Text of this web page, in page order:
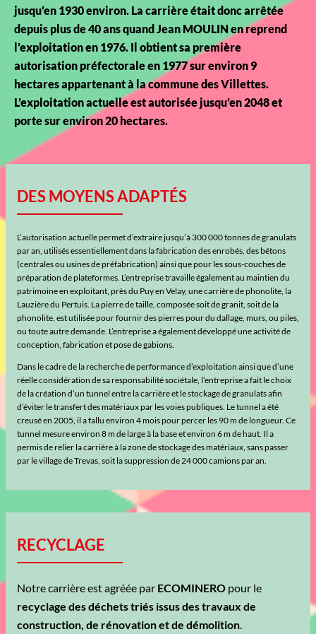
jusqu’en 1930 environ. La carrière était donc arrêtée
depuis plus de 40 ans quand Jean MOULIN en reprend
l’exploitation en 1976. Il obtient sa première
autorisation préfectorale en 1977 sur environ 9
hectares appartenant à la commune des Villettes.
L’exploitation actuelle est autorisée jusqu’en 2048 et
porte sur environ 20 hectares.
DES MOYENS ADAPTÉS
L’autorisation actuelle permet d’extraire jusqu’à 300 000 tonnes de granulats
par an, utilisés essentiellement dans la fabrication des enrobés, des bétons
(centrales ou usines de préfabrication) ainsi que pour les sous-couches de
préparation de plateformes. L’entreprise travaille également au maintien du
patrimoine en exploitant, près du Puy en Velay, une carrière de phonolite, la
Lauzière du Pertuis. La pierre de taille, composée soit de granit, soit de la
phonolite, est utilisée pour fournir des pierres pour du dallage, murs, ou piles,
ou toute autre demande. L’entreprise a également développé une activité de
conception, fabrication et pose de gabions.
Dans le cadre de la recherche de performance d’exploitation ainsi que d’une
réelle considération de sa responsabilité sociétale, l’entreprise a fait le choix
de la création d’un tunnel entre la carrière et le stockage de granulats afin
d’éviter le transfert des matériaux par les voies publiques. Le tunnel a été
creusé en 2005, il a fallu environ 4 mois pour percer les 90 m de longueur. Ce
tunnel mesure environ 8 m de large à la base et environ 6 m de haut. Il a
permis de relier la carrière à la zone de stockage des matériaux, sans passer
par le village de Trevas, soit la suppression de 24 000 camions par an.
RECYCLAGE
Notre carrière est agréée par ECOMINERO pour le
recyclage des déchets triés issus des travaux de
construction, de rénovation et de démolition.